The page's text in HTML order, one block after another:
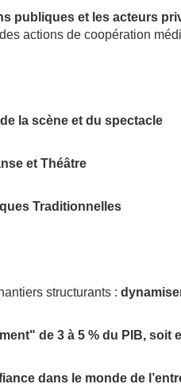
publiques et les acteurs
actions de coopération
la scène et du spectacle
et Théâtre
Traditionnelles
structurants :
de 3 à 5 % du PIB, soit
dans le monde de